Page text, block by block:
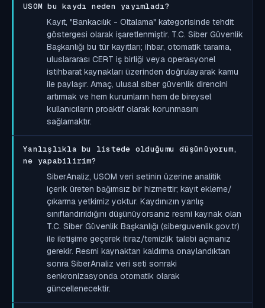
USOM bu kaydı neden yayımladı?
Kayıt, "Bankacılık - Oltalama" kategorisinde tehdit
göstergesi olarak işaretlenmiştir. T.C. Siber Güvenlik
Başkanlığı bu tür kayıtları; ihbar, otomatik tarama,
uluslararası CERT iş birliği veya operasyonel
istihbarat kaynakları üzerinden doğrulayarak kamu
ile paylaşır. Amaç, ulusal siber güvenlik direncini
artırmak ve hem kurumların hem de bireysel
kullanıcıların proaktif olarak korunmasını
sağlamaktır.
Yanlışlıkla bu listede olduğumu düşünüyorum,
ne yapabilirim?
SiberAnaliz, USOM veri setinin üzerine analitik
içerik üreten bağımsız bir hizmettir; kayıt ekleme/
çıkarma yetkimiz yoktur. Kaydınızın yanlış
sınıflandırıldığını düşünüyorsanız resmi kaynak olan
T.C. Siber Güvenlik Başkanlığı (siberguvenlik.gov.tr)
ile iletişime geçerek itiraz/temizlik talebi açmanız
gerekir. Resmi kaynaktan kaldırma onaylandıktan
sonra SiberAnaliz veri seti sonraki
senkronizasyonda otomatik olarak
güncellenecektir.